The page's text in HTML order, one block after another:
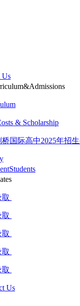
Us
& Scholarship
国际高中2025年招
取
取
取
取
取
Us